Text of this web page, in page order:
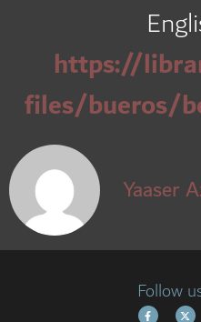
https://
files/bueros/
Yaaser
Follow